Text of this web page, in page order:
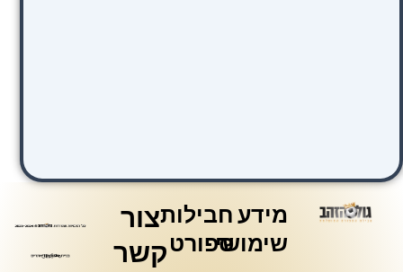
מידע
שימושי
חבילות
ספורט
צור
קשר